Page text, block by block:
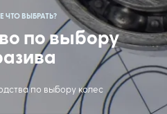
ЧТО ВЫБРАТЬ?
по выбору
по выбору колес